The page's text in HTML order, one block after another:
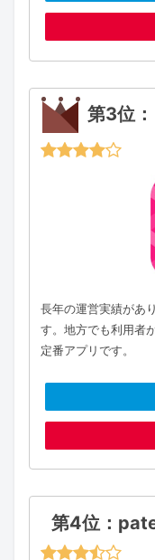
第3位
長年の運営実績があ
す。地方でも利用者
定番アプリです。
第4位：